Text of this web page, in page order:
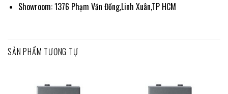
Showroom: 1376 Phạm Văn Đồng,Linh Xuân,TP HCM
SẢN PHẨM TƯƠNG TỰ